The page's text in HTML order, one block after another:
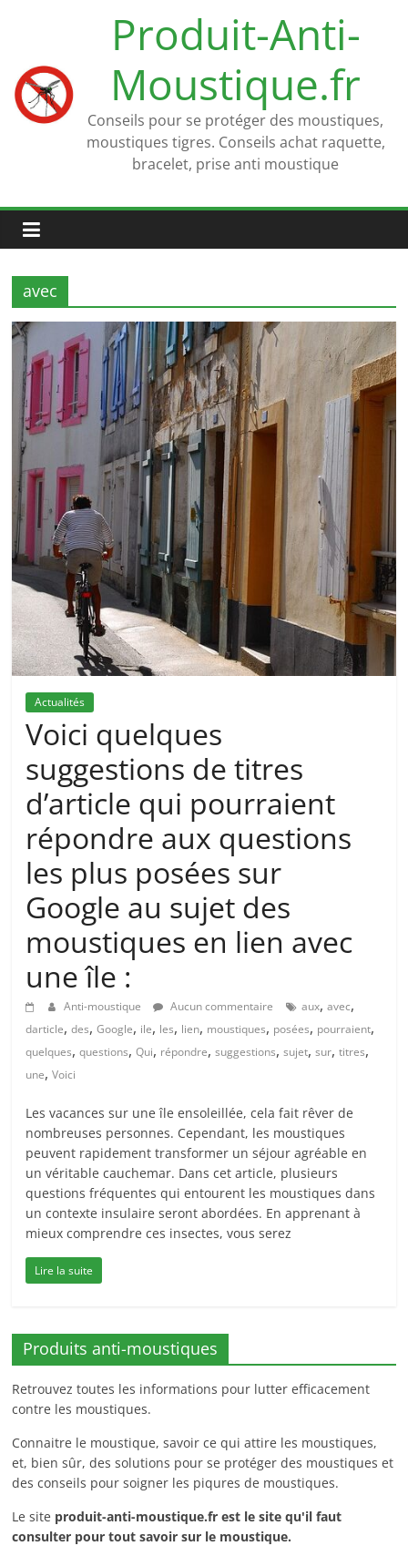
Produit-Anti-
Moustique.fr
Conseils pour se protéger des moustiques,
moustiques tigres. Conseils achat raquette,
bracelet, prise anti moustique
avec
Actualités
Voici quelques
suggestions de titres
d’article qui pourraient
répondre aux questions
les plus posées sur
Google au sujet des
moustiques en lien avec
une île :
Anti-moustique Aucun commentaire aux,avec,
darticle,des,Google, ile, les, lien, moustiques, posées, pourraient,
quelques,questions,Qui, répondre,suggestions,sujet,sur,titres,
une,Voici
Les vacances sur une île ensoleillée, cela fait rêver de
nombreuses personnes. Cependant, les moustiques
peuvent rapidement transformer un séjour agréable en
un véritable cauchemar. Dans cet article, plusieurs
questions fréquentes qui entourent les moustiques dans
un contexte insulaire seront abordées. En apprenant à
mieux comprendre ces insectes, vous serez
Lire la suite
Produits anti-moustiques
Retrouvez toutes les informations pour lutter efficacement
contre les moustiques.
Connaitre le moustique, savoir ce qui attire les moustiques,
et, bien sûr, des solutions pour se protéger des moustiques et
des conseils pour soigner les piqures de moustiques.
Le site produit-anti-moustique.fr est le site qu'il faut
consulter pour tout savoir sur le moustique.